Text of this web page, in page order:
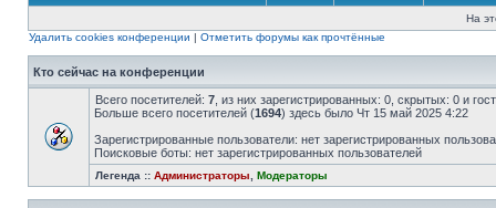
На
Удалить cookies конференции | Отметить форумы как прочтённые
Кто сейчас на конференции
Всего посетителей: 7 , из них зарегистрированных: 0, скрытых: 0 и
Больше всего посетителей (1694) здесь было Чт 15 май 2025 4:22
Зарегистрированные пользователи: нет зарегистрированных
Поисковые боты: нет зарегистрированных пользователей
Легенда :: Администраторы Модераторы